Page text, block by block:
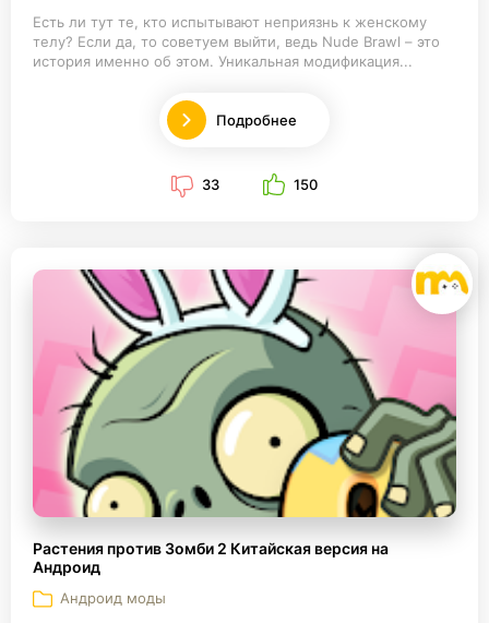
Есть ли тут те, кто испытывают неприязнь к женскому
телу? Если да, то советуем выйти, ведь Nude Brawl – это
история именно об этом. Уникальная модификация...
Подробнее
33 150
Растения против Зомби 2 Китайская версия на
Андроид
Андроид моды